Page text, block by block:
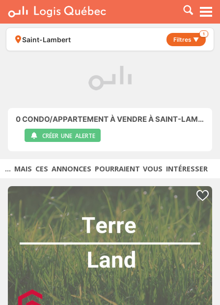
À LOUER
À VENDRE
PLACER UNE ANNONCE
Saint-Lambert Filtres ▼
1
0CONDO/APPARTEMENT À VENDRE À SAINT-LAMBERT
CRÉER UNE ALERTE
... MAIS CES ANNONCES POURRAIENT VOUS INTÉRESSER